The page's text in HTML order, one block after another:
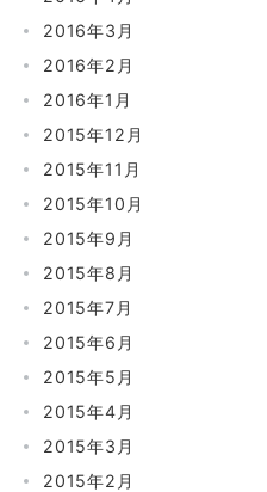
2016年3月
2016年2月
2016年1月
2015年12月
2015年11月
2015年10月
2015年9月
2015年8月
2015年7月
2015年6月
2015年5月
2015年4月
2015年3月
2015年2月